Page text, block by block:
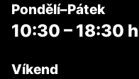
Pondělí–Pátek
10:30 – 18:30 h
Víkend